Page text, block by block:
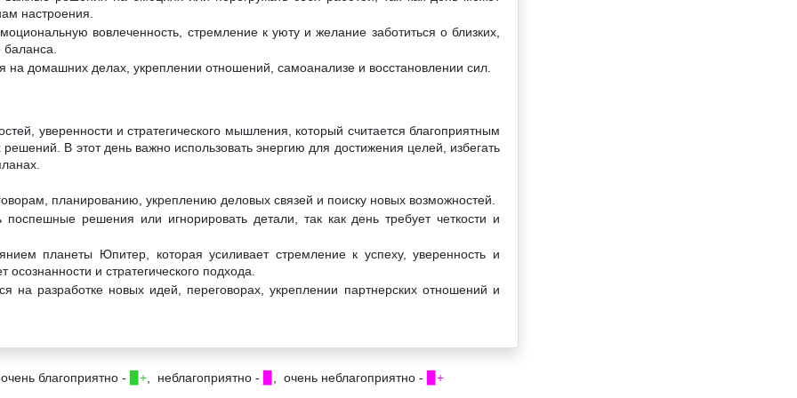
настроения.
вовлеченность, стремление к уюту и желание заботиться о близких,
на домашних делах, укреплении отношений, самоанализе и восстановлении сил.
уверенности и стратегического мышления, который считается благоприятным
В этот день важно использовать энергию для достижения целей, избегать
планированию, укреплению деловых связей и поиску новых возможностей.
решения или игнорировать детали, так как день требует четкости и
планеты Юпитер, которая усиливает стремление к успеху, уверенность и
и стратегического подхода.
на разработке новых идей, переговорах, укреплении партнерских отношений и
благоприятно - ▉+ , неблагоприятно - , очень неблагоприятно - ▉+